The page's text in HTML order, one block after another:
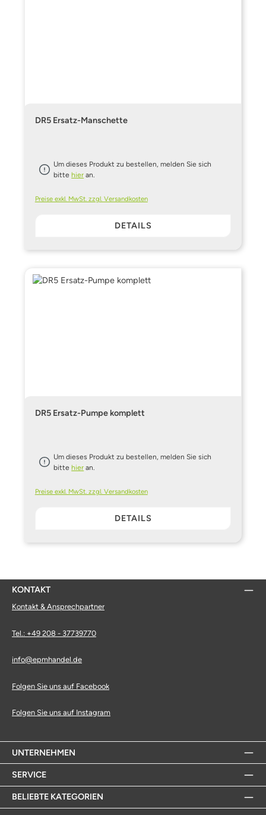
DR5 Ersatz-Manschette
Um dieses Produkt zu bestellen, melden Sie sich
bittehier an.
Preise exkl. MwSt. zzgl. Versandkosten
DETAILS
DR5 Ersatz-Pumpe komplett
Um dieses Produkt zu bestellen, melden Sie sich
bittehier an.
Preise exkl. MwSt. zzgl. Versandkosten
DETAILS
KONTAKT
Kontakt & Ansprechpartner
Tel.: +49 208 - 37739770
info@epmhandel.de
Folgen Sie uns auf Facebook
Folgen Sie uns auf Instagram
UNTERNEHMEN
SERVICE
BELIEBTE KATEGORIEN